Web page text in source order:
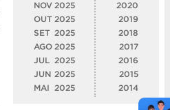
NOV 2025
OUT 2025
SET 2025
AGO 2025
JUL
2025
JUN 2025
MAI
2025
2020
2019
2018
2017
2016
2015
2014